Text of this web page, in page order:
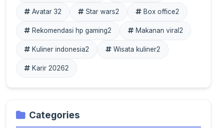
Avatar 32 Star wars2 Box office2
Rekomendasi hp gaming2 Makanan viral 2
Kuliner indonesia2 Wisata kuliner2
Karir 20262
Categories